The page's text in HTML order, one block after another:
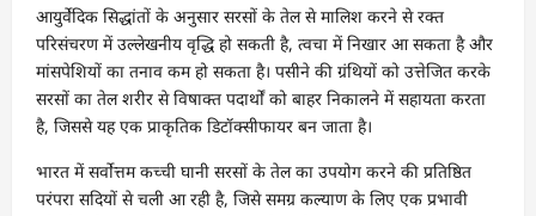
आयुर्वेदिक सिद्धांतों के अनुसार सरसों के तेल से मालिश करने से रक्त
परिसंचरण में उल्लेखनीय वृद्धि हो सकती है, त्वचा में निखार आ सकता है और
मांसपेशियों का तनाव कम हो सकता है। पसीने की ग्रंथियों को उत्तेजित करके
सरसों का तेल शरीर से विषाक्त पदार्थों को बाहर निकालने में सहायता करता
है, जिससे यह एक प्राकृतिक डिटॉक्सीफायर बन जाता है।
भारत में सर्वोत्तम कच्ची घानी सरसों के तेल का उपयोग करने की प्रतिष्ठित
परंपरा सदियों से चली आ रही है, जिसे समग्र कल्याण के लिए एक प्रभावी